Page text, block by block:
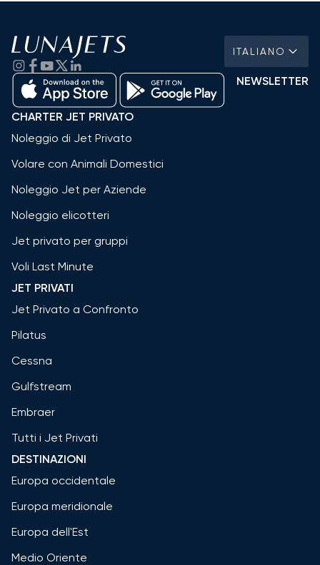
ITALIANO
NEWSLETTER
CHARTER JET PRIVATO
Noleggio di Jet Privato
Volare con Animali Domestici
Noleggio Jet per Aziende
Noleggio elicotteri
Jet privato per gruppi
Voli Last Minute
JET PRIVATI
Jet Privato a Confronto
Pilatus
Cessna
Gulfstream
Embraer
Tutti i Jet Privati
DESTINAZIONI
Europa occidentale
Europa meridionale
Europa dell'Est
Medio Oriente